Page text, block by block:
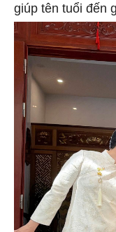
giúp tên tuổi đến